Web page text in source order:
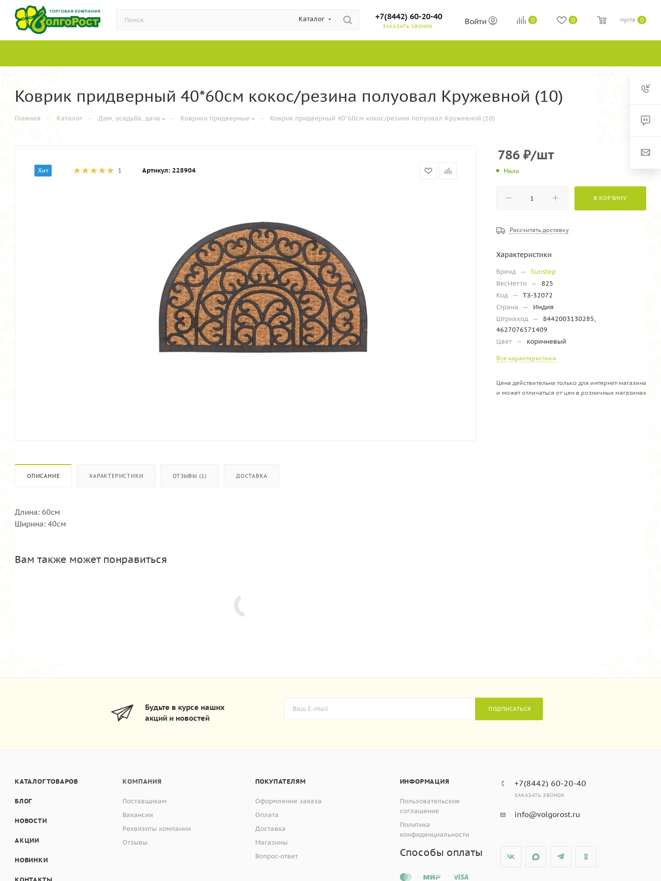
Каталог +7(8442) 60-20-40
ЗАКАЗАТЬ ЗВОНОК
Войти 0 0 0
пуста
Коврик придверный 40*60см кокос/резина полуовал Кружевной (10)
Главная — Каталог — Дом, усадьба, дача — Коврики придверные — Коврик придверный 40*60см кокос/резина полуовал Кружевной (10)
Хит 1 Артикул: 228904
ОПИСАНИЕ ХАРАКТЕРИСТИКИ ОТЗЫВЫ (1) ДОСТАВКА
Длина: 60см
Ширина: 40см
Вам также может понравиться
786 ₽/шт
Мало
В КОРЗИНУ
Рассчитать доставку
Характеристики
Бренд —
Sunstep
ВесНетто —
825
Код —
ТЗ-32072
Страна
—
Индия
Штрихкод —
8442003130285,
4627076571409
Цвет — коричневый
Все характеристики
Цена действительна только для интернет-магазина
и может отличаться от цен в розничных магазинах
Будьте в курсе наших
акций и новостей
ПОДПИСАТЬСЯ
КАТАЛОГ ТОВАРОВ
БЛОГ
НОВОСТИ
АКЦИИ
НОВИНКИ
КОМПАНИЯ
Поставщикам
Вакансии
Реквизиты компании
Отзывы
ПОКУПАТЕЛЯМ
Оформление заказа
Оплата
Доставка
Магазины
Вопрос-ответ
ИНФОРМАЦИЯ
Пользовательское
соглашение
Политика
конфиденциальности
Способы оплаты
+7(8442) 60-20-40
ЗАКАЗАТЬ ЗВОНОК
info@volgorost.ru